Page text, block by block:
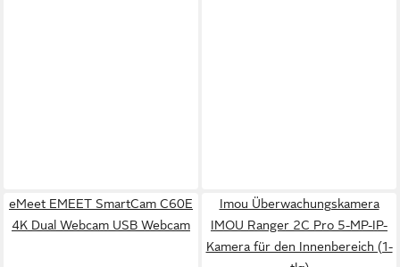
eMeet EMEET SmartCam C60E
4K Dual Webcam USB Webcam
Imou Überwachungskamera
IMOU Ranger 2C Pro 5-MP-IP-
Kamera für den Innenbereich (1-